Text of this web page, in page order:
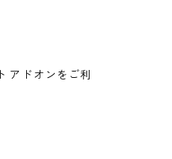
アドオンをご利